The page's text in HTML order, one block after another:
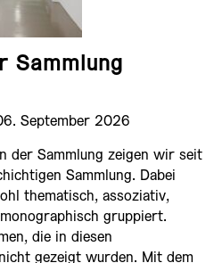
Sammlung
September 2026
der Sammlung zeigen wir seit
Sammlung. Dabei
thematisch, assoziativ,
gruppiert.
die in diesen
gezeigt wurden. Mit dem